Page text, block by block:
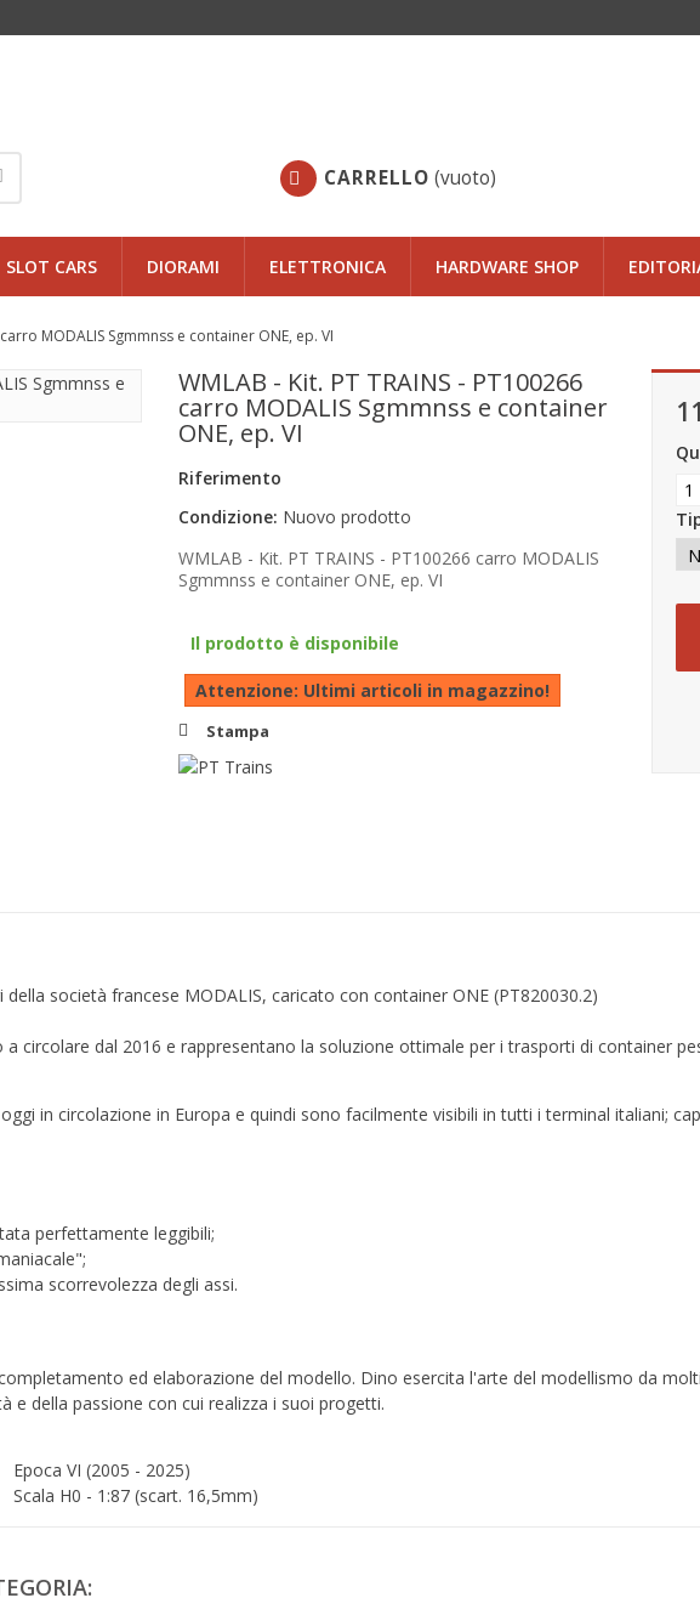
CARRELLO (vuoto)
SLOT CARS DIORAMI ELETTRONICA HARDWARE SHOP
MODALIS Sgmmnss e container ONE, ep. VI
WMLAB - Kit. PT TRAINS - PT100266
carro MODALIS Sgmmnss e container
ONE, ep. VI
Riferimento
Condizione: Nuovo prodotto
WMLAB - Kit. PT TRAINS - PT100266 carro MODALIS
Sgmmnss e container ONE, ep. VI
Il prodotto è disponibile
Attenzione: Ultimi articoli in magazzino!
Stampa
società francese MODALIS, caricato con container ONE (PT820030.2)
circolare dal 2016 e rappresentano la soluzione ottimale per i trasporti di container
in circolazione in Europa e quindi sono facilmente visibili in tutti i terminal italiani;
perfettamente leggibili;
;
scorrevolezza degli assi.
ed elaborazione del modello. Dino esercita l'arte del modellismo da
e della passione con cui realizza i suoi progetti.
Epoca VI (2005 - 2025)
Scala H0 - 1:87 (scart. 16,5mm)